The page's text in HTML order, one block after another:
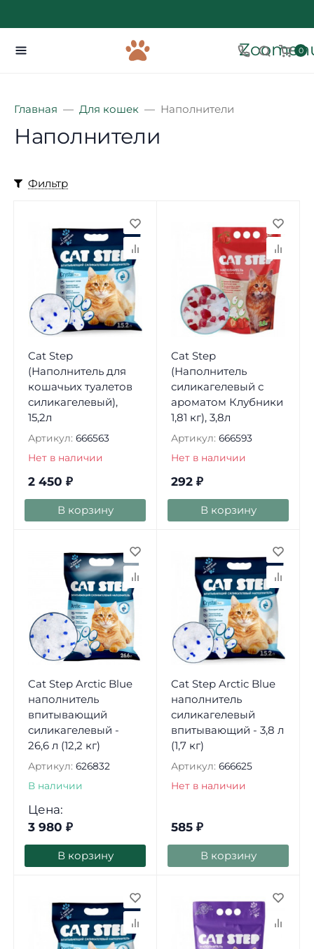
0
Главная Для кошек Наполнители
Наполнители
Фильтр
Cat Step
(Наполнитель для
кошачьих туалетов
силикагелевый),
15,2л
Артикул: 666563
Нет в наличии
2 450 ₽
В корзину
Cat Step
(Наполнитель
силикагелевый с
ароматом Клубники
1,81 кг), 3,8л
Артикул: 666593
Нет в наличии
292 ₽
В корзину
Cat Step Arctic Blue
наполнитель
впитывающий
силикагелевый -
26,6 л (12,2 кг)
Артикул: 626832
В наличии
Цена:
3 980 ₽
В корзину
Cat Step Arctic Blue
наполнитель
силикагелевый
впитывающий - 3,8 л
(1,7 кг)
Артикул: 666625
Нет в наличии
585 ₽
В корзину